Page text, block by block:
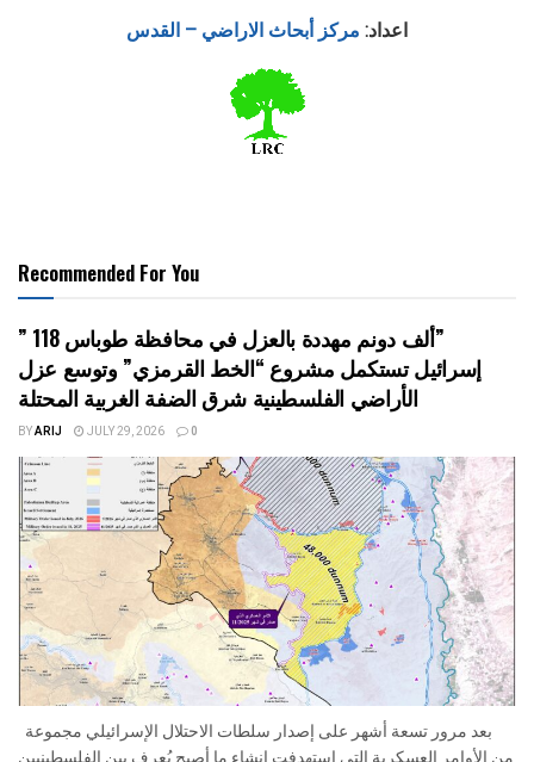
اعداد: مركز أبحاث الاراضي – القدس
Recommended For You
” 118 ألف دونم مهددة بالعزل في محافظة طوباس”
إسرائيل تستكمل مشروع “الخط القرمزي” وتوسع عزل
الأراضي الفلسطينية شرق الضفة الغربية المحتلة
BYARIJ JULY 29, 2026 0
من الأوامر العسكرية التي استهدفت إنشاء ما أصبح يُعرف بين الفلسطينيين